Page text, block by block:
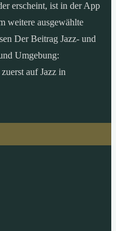
erscheint, ist in der App
weitere ausgewählte
Der Beitrag Jazz- und
Umgebung:
auf Jazz in